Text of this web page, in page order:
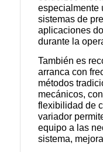
especialmente
sistemas de
aplicaciones
durante la
También es
arranca con
métodos
mecánicos,
flexibilidad de
variador
equipo a las
sistema,